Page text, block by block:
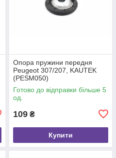
Опора пружини передня
Peugeot 307/207, KAUTEK
(PESM050)
Готово до відправки більше 5
од.
109 ₴
Купити